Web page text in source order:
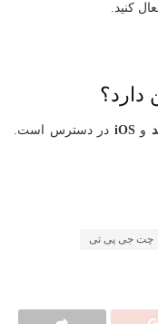
کنید.
وiOS در دسترس است.
چت جی‌ پی‌ تی